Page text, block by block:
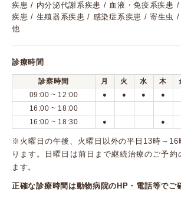
疾患 / 内分泌代謝系疾患 / 血液・免疫系疾患
疾患 / 生殖器系疾患 / 感染症系疾患 / 寄生虫
他
診療時間
診察時間 月 火 水 木
09:00 ~ 12:00
● ● ● ●
16:00 ~ 18:00
16:00 ~ 18:30 ● ●
※火曜日の午後、火曜日以外の平日13時～16
ります。日曜日は前日まで継続治療のご予約
ます。
正確な診療時間は動物病院のHP・電話等でご